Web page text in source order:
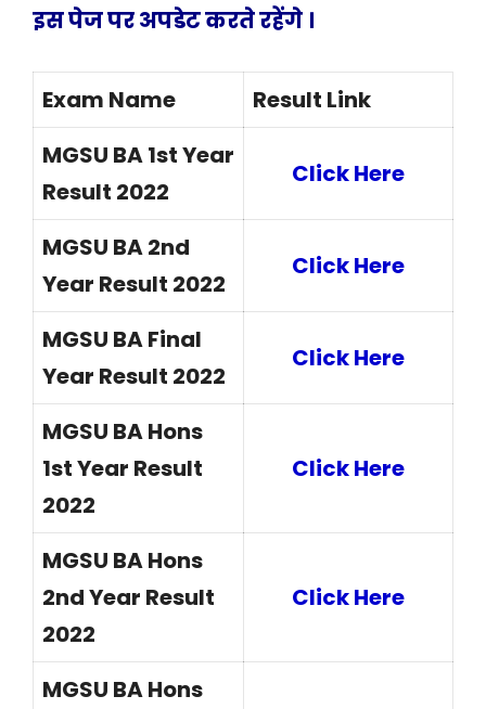
इस पेज पर अपडेट करते रहेंगे ।
Exam Name
Result Link
MGSU BA 1st Year
Result 2022
Click Here
MGSU BA 2nd
Year Result 2022
Click Here
MGSU BA Final
Year Result 2022
Click Here
MGSU BA Hons
1st Year Result
2022
Click Here
MGSU BA Hons
2nd Year Result
2022
Click Here
MGSU BA Hons